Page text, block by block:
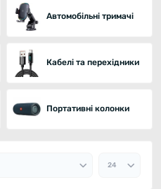
Автомобільні тримачі
Кабелі та перехідники
Портативні колонки